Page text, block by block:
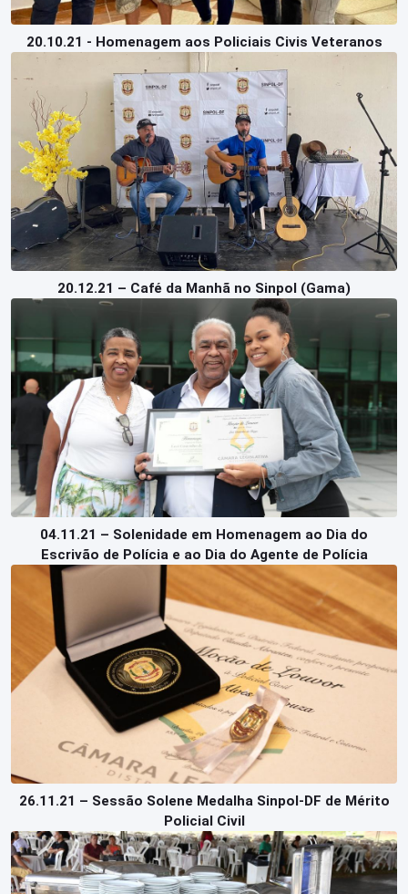
20.10.21 - Homenagem aos Policiais Civis Veteranos
20.12.21 – Café da Manhã no Sinpol (Gama)
04.11.21 – Solenidade em Homenagem ao Dia do
Escrivão de Polícia e ao Dia do Agente de Polícia
26.11.21 – Sessão Solene Medalha Sinpol-DF de Mérito
Policial Civil